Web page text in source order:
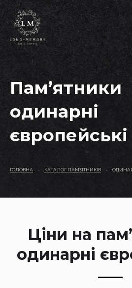
Пам’ятники
одинарні
європейські
ГОЛОВНА - КАТАЛОГ ПАМ’ЯТНИКІВ -
Ціни на
одинарні